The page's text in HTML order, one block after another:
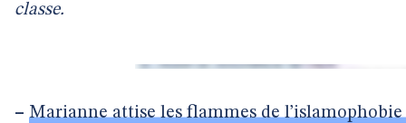
classe.
– Marianne attise les flammes de